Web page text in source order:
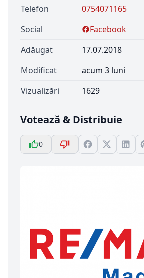
Telefon
0754071165
Social
Facebook
Adăugat
17.07.2018
Modificat
acum 3 luni
Vizualizări
1629
Votează & Distribuie
0